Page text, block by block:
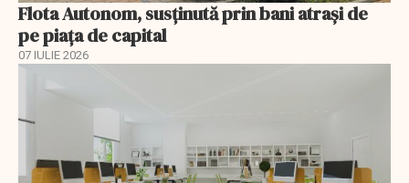
Flota Autonom, susținută prin bani atrași de
pe piața de capital
07 IULIE 2026